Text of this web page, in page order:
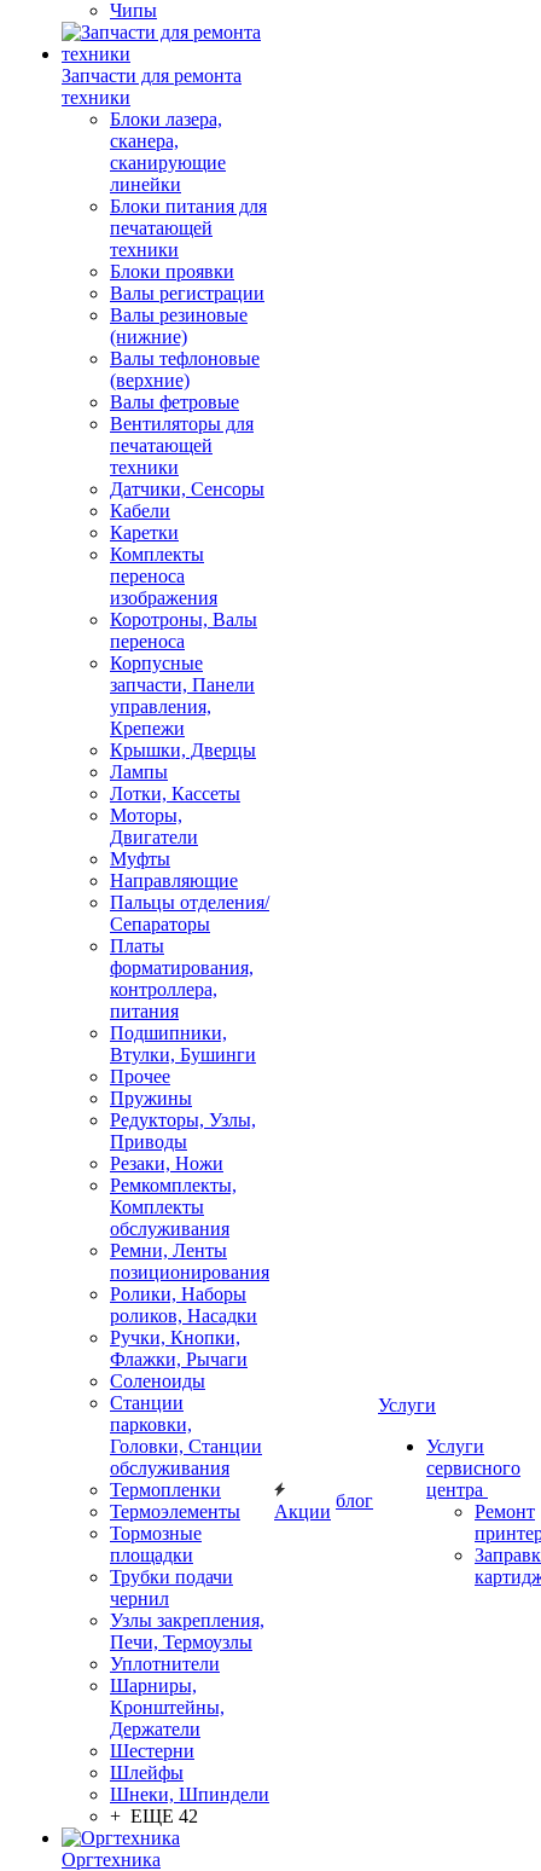
Чипы
Запчасти для ремонта
техники
Блоки лазера,
сканера,
сканирующие
линейки
Блоки питания для
печатающей
техники
Блоки проявки
Валы регистрации
Валы резиновые
(нижние)
Валы тефлоновые
(верхние)
Валы фетровые
Вентиляторы для
печатающей
техники
Датчики, Сенсоры
Кабели
Каретки
Комплекты
переноса
изображения
Коротроны, Валы
переноса
Корпусные
запчасти, Панели
управления,
Крепежи
Крышки, Дверцы
Лампы
Лотки, Кассеты
Моторы,
Двигатели
Муфты
Направляющие
Пальцы отделения/
Сепараторы
Платы
форматирования,
контроллера,
питания
Подшипники,
Втулки, Бушинги
Прочее
Пружины
Редукторы, Узлы,
Приводы
Резаки, Ножи
Ремкомплекты,
Комплекты
обслуживания
Ремни, Ленты
позиционирования
Ролики, Наборы
роликов, Насадки
Ручки, Кнопки,
Флажки, Рычаги
Соленоиды
Станции
парковки,
Головки, Станции
обслуживания
Термопленки
Термоэлементы
Тормозные
площадки
Трубки подачи
чернил
Узлы закрепления,
Печи, Термоузлы
Уплотнители
Шарниры,
Кронштейны,
Держатели
Шестерни
Шлейфы
Шнеки, Шпиндели
+ ЕЩЕ 42
Оргтехника
Акции
блог
Услуги
Услуги
сервисного
центра
Ремонт